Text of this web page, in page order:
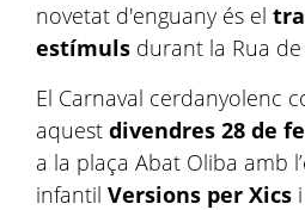
novetat d'enguany és el
estímuls durant la Rua de
El Carnaval cerdanyolenc
aquest divendres 28 de
a la plaça Abat Oliba amb
infantil Versions per Xics